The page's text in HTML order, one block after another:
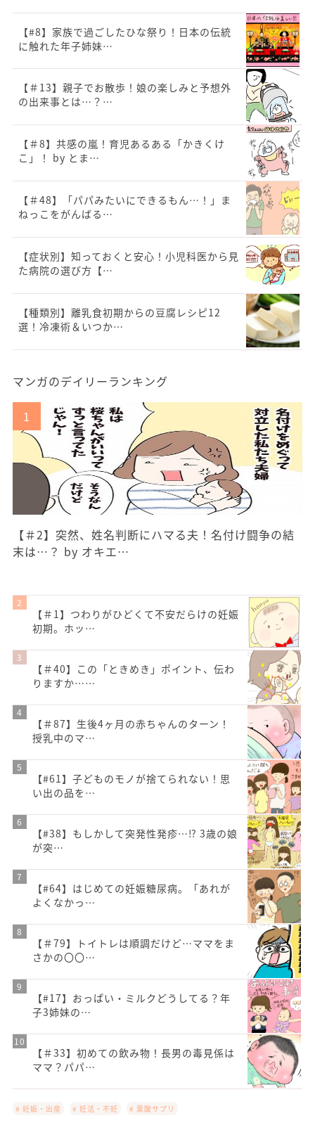
【#8】家族で過ごしたひな祭り！日本の伝統
に触れた年子姉妹…
【＃13】親子でお散歩！娘の楽しみと予想外
の出来事とは…？…
【＃8】共感の嵐！育児あるある「かきくけ
こ」！ by とま…
【＃48】「パパみたいにできるもん…！」ま
ねっこをがんばる…
【症状別】知っておくと安心！小児科医から見
た病院の選び方【…
【種類別】離乳食初期からの豆腐レシピ12
選！冷凍術＆いつか…
マンガのデイリーランキング
【＃2】突然、姓名判断にハマる夫！名付け闘争の結
末は…？ by オキエ…
【＃1】つわりがひどくて不安だらけの妊娠
初期。ホッ…
【＃40】この「ときめき」ポイント、伝わ
りますか……
【＃87】生後4ヶ月の赤ちゃんのターン！
授乳中のマ…
【#61】子どものモノが捨てられない！思
い出の品を…
【#38】もしかして突発性発疹…⁉︎ 3歳の娘
が突…
【#64】はじめての妊娠糖尿病。「あれが
よくなかっ…
【＃79】トイトレは順調だけど…ママをま
さかの〇〇…
【#17】おっぱい・ミルクどうしてる？年
子3姉妹の…
【＃33】初めての飲み物！長男の毒見係は
ママ？パパ…
# 妊娠・出産 # 妊活・不妊 # 葉酸サプリ